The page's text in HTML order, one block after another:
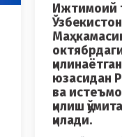
Ижтимоий
юзасидан
ва
қилиш
қилади.